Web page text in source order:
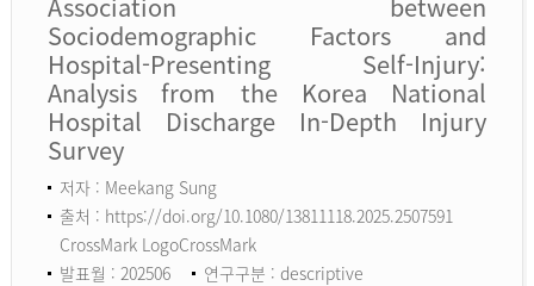
Sociodemographic Factors and
Hospital-Presenting Self-Injury:
Analysis from the Korea National
Hospital Discharge In-Depth Injury
Survey
저자 : Meekang Sung
출처 : https://doi.org/10.1080/13811118.2025.2507591
CrossMark LogoCrossMark
발표월 : 202506
연구구분 : descriptive